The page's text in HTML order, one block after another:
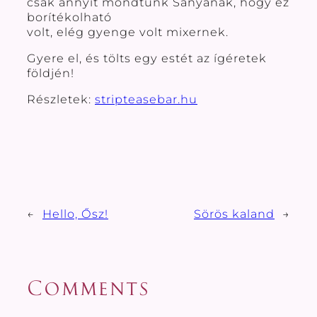
borítékolható
volt, elég gyenge volt mixernek.
Gyere el, és tölts egy estét az ígéretek
földjén!
Részletek: stripteasebar.hu
← Hello, Ősz! Sörös kaland →
Comments